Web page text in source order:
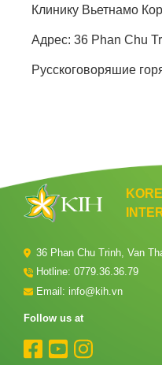
Клинику Вьетнамо
Адрес: 36 Phan Chu
Русскоговоряшие
36 Phan Chu Trinh, Van
Hotline: 0779.36.36.79
Email: info@kih.vn
Follow us at